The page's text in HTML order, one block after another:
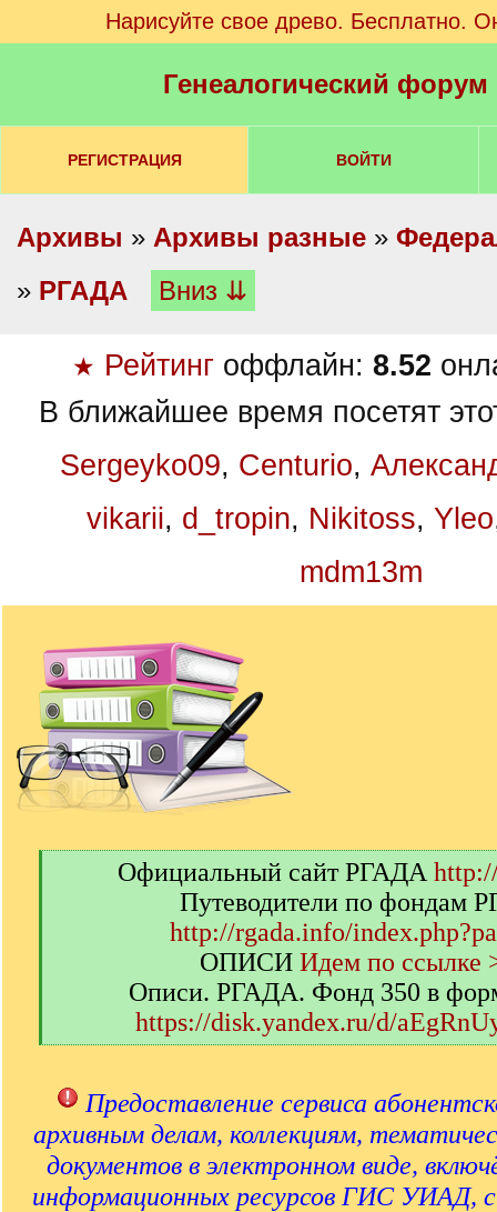
Нарисуйте свое древо. Бесплатно.
Генеалогический
РЕГИСТРАЦИЯ ВОЙТИ
Архивы » Архивы разные »
» РГАДА Вниз ⇊
★ Рейтинг оффлайн: 8.52
В ближайшее время посетят
Sergeyko09, Centurio,
vikarii, d_tropin, Nikitoss, Yleo
mdm13m
Официальный сайт РГАДА
Путеводители по фондам
http://rgada.info/
ОПИСИ Идем по ссылке
Описи. РГАДА. Фонд 350 в
https://disk.yandex.ru/d/
[
Предоставление сервиса
архивным делам, коллекциям,
документов в электронном виде,
информационных ресурсов ГИС УИАД,